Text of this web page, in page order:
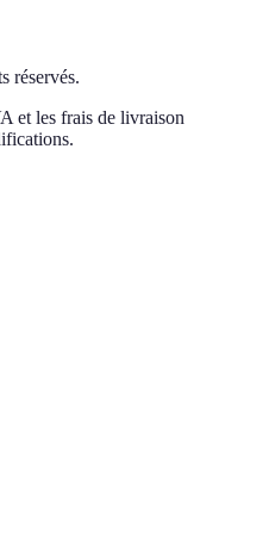
réservés.
et les frais de livraison